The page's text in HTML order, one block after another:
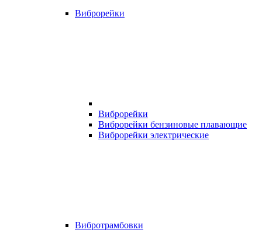
Виброрейки
Виброрейки
Виброрейки бензиновые плавающие
Виброрейки электрические
Вибротрамбовки